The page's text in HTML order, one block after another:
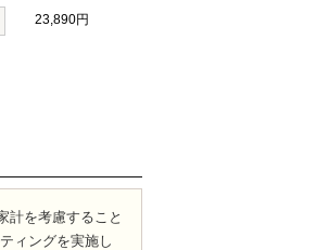
23,890円
計を考慮すること
ィングを実施し